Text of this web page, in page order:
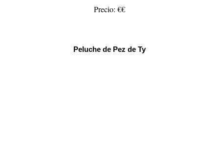
Precio: €€
Peluche de Pez de Ty